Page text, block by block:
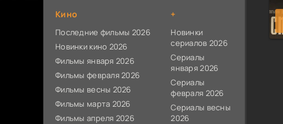
Кино
Последние фильмы 2026
Новинки кино 2026
Фильмы января 2026
Фильмы февраля 2026
Фильмы весны 2026
Фильмы марта 2026
Фильмы апреля 2026
+
Новинки
сериалов 2026
Сериалы
января 2026
Сериалы
февраля 2026
Сериалы весны
2026